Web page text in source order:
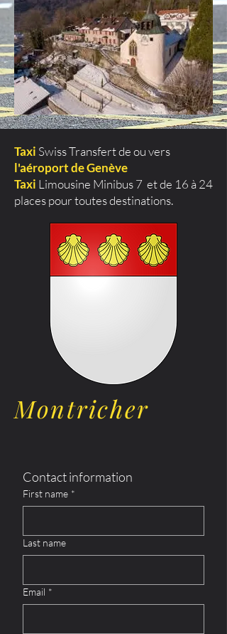
Taxi Swiss Transfert de ou vers
l'aéroport de Genève
Taxi Limousine Minibus 7 et de 16 à 24
places pour toutes destinations.
Montricher
Contact information
First name *
Last name
Email *